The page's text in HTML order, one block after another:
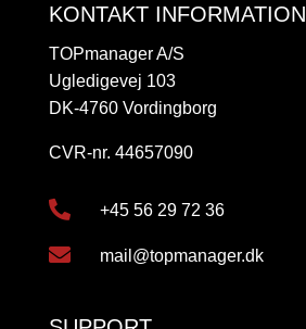
KONTAKT INFORMATION
TOPmanager A/S
Ugledigevej 103
DK-4760 Vordingborg
CVR-nr. 44657090
 +45 56 29 72 36
 mail@topmanager.dk